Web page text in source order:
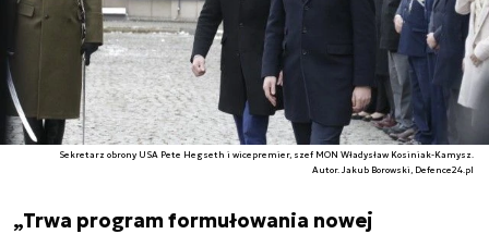
Sekretarz obrony USA Pete Hegseth i wicepremier, szef MON Władysław Kosiniak-Kamysz.
Autor. Jakub Borowski, Defence24.pl
„Trwa program formułowania nowej